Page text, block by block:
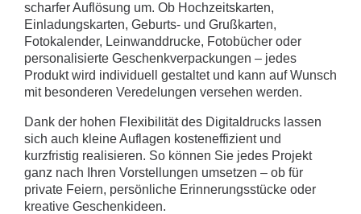
scharfer Auflösung um. Ob Hochzeitskarten,
Einladungskarten, Geburts- und Grußkarten,
Fotokalender, Leinwanddrucke, Fotobücher oder
personalisierte Geschenkverpackungen – jedes
Produkt wird individuell gestaltet und kann auf Wunsch
mit besonderen Veredelungen versehen werden.
Dank der hohen Flexibilität des Digitaldrucks lassen
sich auch kleine Auflagen kosteneffizient und
kurzfristig realisieren. So können Sie jedes Projekt
ganz nach Ihren Vorstellungen umsetzen – ob für
private Feiern, persönliche Erinnerungsstücke oder
kreative Geschenkideen.